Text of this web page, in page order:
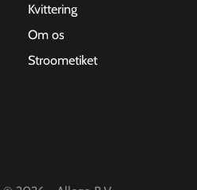
Kvittering
Om os
Stroometiket